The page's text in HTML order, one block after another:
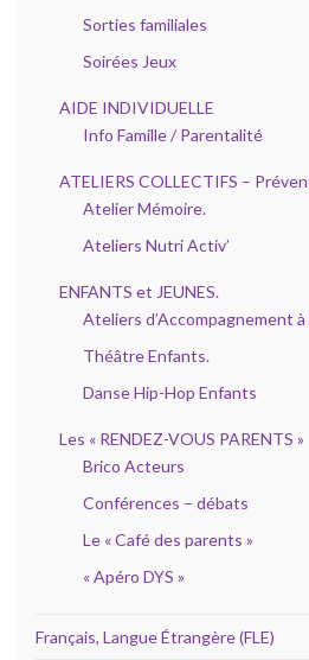
Sorties familiales
Soirées Jeux
AIDE INDIVIDUELLE
Info Famille / Parentalité
ATELIERS COLLECTIFS –
Atelier Mémoire.
Ateliers Nutri Activ’
ENFANTS et JEUNES.
Ateliers d’Accompagnement à
Théâtre Enfants.
Danse Hip-Hop Enfants
Les « RENDEZ-VOUS PARENTS »
Brico Acteurs
Conférences – débats
Le « Café des parents »
« Apéro DYS »
Français, Langue Étrangère (FLE)